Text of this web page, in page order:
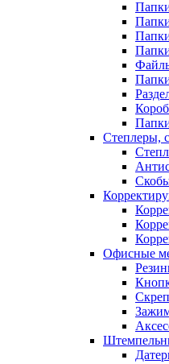
Степлеры,
Офисные